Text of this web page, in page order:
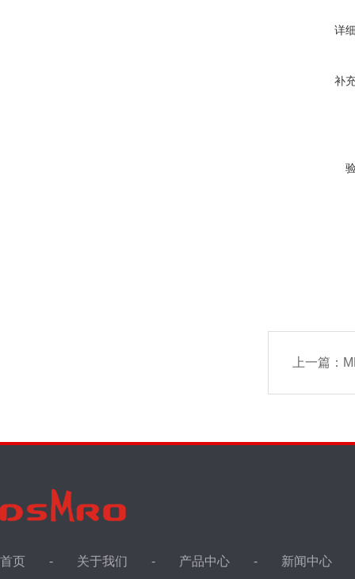
详
补
上一篇：
首页 关于我们 产品中心 新闻中心